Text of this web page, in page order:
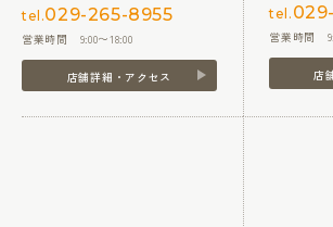
tel.029-265-8955
営業時間 9:00〜18:00
店舗詳細・アクセス
tel.
営業時間
店